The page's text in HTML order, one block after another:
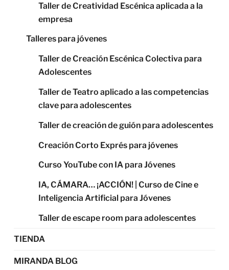
Taller de Creatividad Escénica aplicada a la
empresa
Talleres para jóvenes
Taller de Creación Escénica Colectiva para
Adolescentes
Taller de Teatro aplicado a las competencias
clave para adolescentes
Taller de creación de guión para adolescentes
Creación Corto Exprés para jóvenes
Curso YouTube con IA para Jóvenes
IA, CÁMARA… ¡ACCIÓN! | Curso de Cine e
Inteligencia Artificial para Jóvenes
Taller de escape room para adolescentes
TIENDA
MIRANDA BLOG